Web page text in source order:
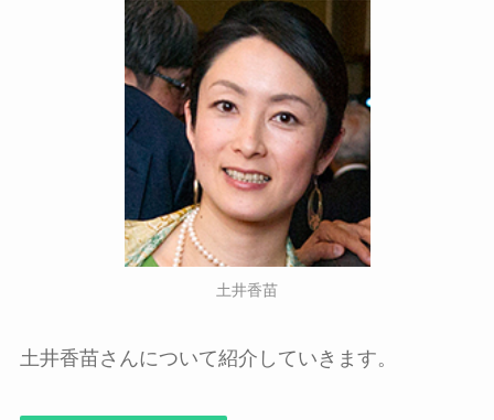
土井香苗
土井香苗さんについて紹介していきます。